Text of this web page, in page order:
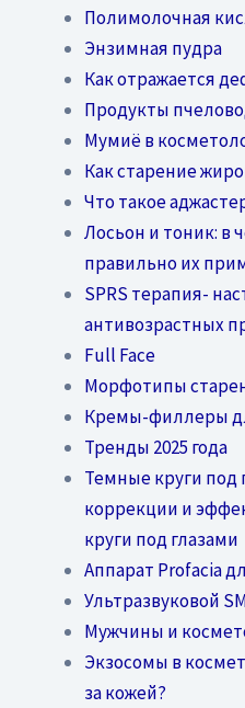
Полимолочная
Энзимная пудра
Как отражается
Продукты
Мумиё в
Как старение
Что такое
Лосьон и тоник: в
правильно их
SPRS терапия-
антивозрастных
Full Face
Морфотипы
Кремы-филлеры
Тренды 2025 года
Темные круги
коррекции и
круги под глазами
Аппарат Profacia
Ультразвуковой
Мужчины и
Экзосомы в
за кожей?